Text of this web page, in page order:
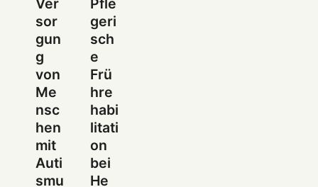
sor
gun
g
von
Me
nsc
hen
mit
Auti
smu
geri
sch
e
Frü
hre
habi
litati
on
bei
He